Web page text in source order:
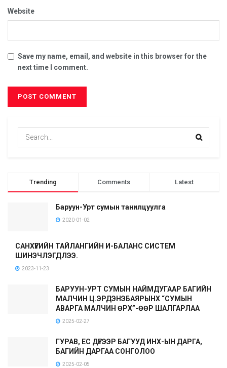
Website
Save my name, email, and website in this browser for the
next time I comment.
Trending Comments Latest
Баруун-Урт сумын танилцуулга
2020-01-02
САНХҮҮГИЙН ТАЙЛАНГИЙН И-БАЛАНС СИСТЕМ
ШИНЭЧЛЭГДЛЭЭ.
2023-11-23
БАРУУН-УРТ СУМЫН НАЙМДУГААР БАГИЙН
МАЛЧИН Ц.ЭРДЭНЭБАЯРЫНХ “СУМЫН
АВАРГА МАЛЧИН ӨРХ”-ӨӨР ШАЛГАРЛАА
2025-02-27
ГУРАВ, ЕС ДҮГЭЭР БАГУУД ИНХ-ЫН ДАРГА,
БАГИЙН ДАРГАА СОНГОЛОО
2025-02-05